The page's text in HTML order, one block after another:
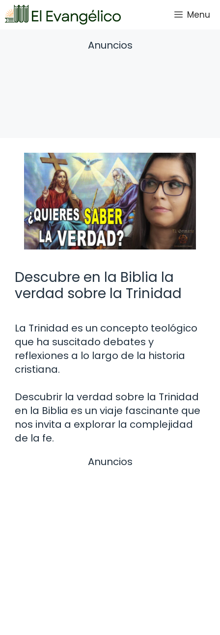
Saltar
al
Menu
Anuncios
Descubre en la Biblia la
verdad sobre la Trinidad
La Trinidad es un concepto teológico
que ha suscitado debates y
reflexiones a lo largo de la historia
cristiana.
Descubrir la verdad sobre la Trinidad
en la Biblia es un viaje fascinante que
nos invita a explorar la complejidad
de la fe.
Anuncios